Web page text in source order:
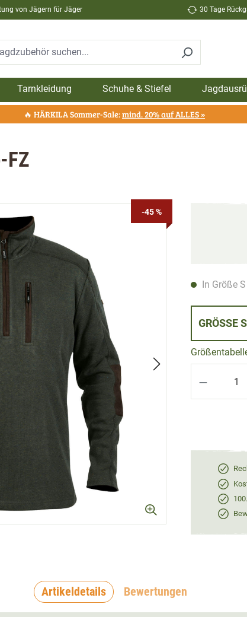
von Jägern für Jäger 30 Tage
Tarnkleidung Schuhe & Stiefel
🔥 HÄRKILA Sommer-Sale:mind. 20% auf ALLES »
FZ
-45 %
In Größe
GRÖSSE S
Artikeldetails Bewertungen